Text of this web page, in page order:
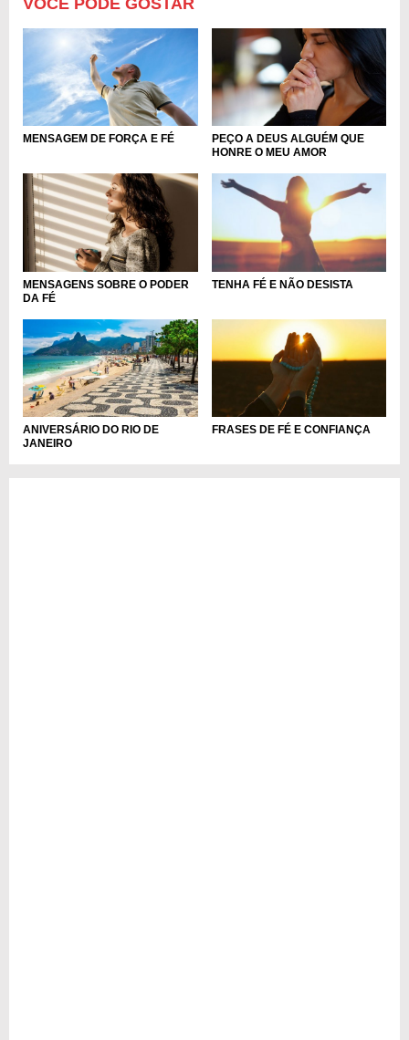
MENSAGEM DE FORÇA E FÉ
PEÇO A DEUS ALGUÉM QUE
HONRE O MEU AMOR
MENSAGENS SOBRE O PODER
DA FÉ
TENHA FÉ E NÃO DESISTA
ANIVERSÁRIO DO RIO DE
JANEIRO
FRASES DE FÉ E CONFIANÇA